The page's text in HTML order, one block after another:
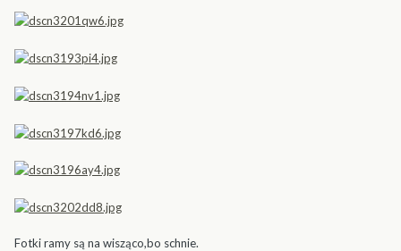
Fotki ramy są na wisząco,bo schnie.